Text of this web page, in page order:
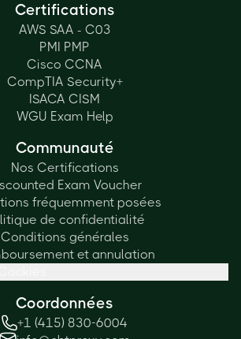
Certifications
AWS SAA - C03
PMI PMP
Cisco CCNA
CompTIA Security+
ISACA CISM
WGU Exam Help
Communauté
Nos Certifications
Exam Voucher
fréquemment posées
de confidentialité
Conditions générales
et annulation
Coordonnées
+1 (415) 830-6004